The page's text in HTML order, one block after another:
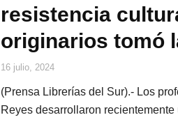
resistencia
originarios tomó
16 julio, 2024
(Prensa Librerías del Sur).- Los
Reyes desarrollaron